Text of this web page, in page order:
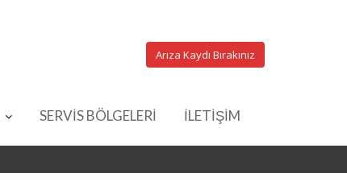
Arıza Kaydı Bırakınız
SERVİS BÖLGELERİ İLETİŞİM